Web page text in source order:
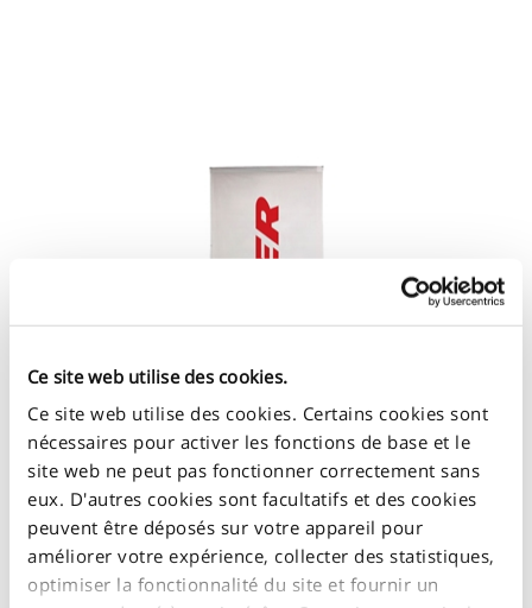
Ce site web utilise des cookies.
Ce site web utilise des cookies. Certains cookies sont
nécessaires pour activer les fonctions de base et le
site web ne peut pas fonctionner correctement sans
eux. D'autres cookies sont facultatifs et des cookies
peuvent être déposés sur votre appareil pour
améliorer votre expérience, collecter des statistiques,
optimiser la fonctionnalité du site et fournir un